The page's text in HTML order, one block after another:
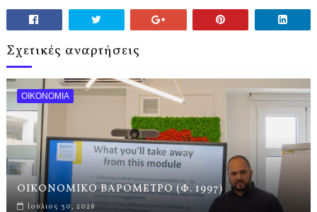
Σχετικές αναρτήσεις
ΟΙΚΟΝΟΜΙΑ
ΟΙΚΟΝΟΜΙΚΟ ΒΑΡΟΜΕΤΡΟ (Φ. 1997)
Ιούλιος 30, 2026